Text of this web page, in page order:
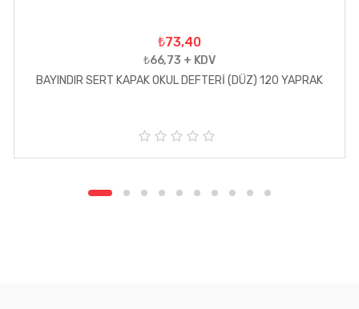
₺73,40
₺66,73 + KDV
BAYINDIR SERT KAPAK OKUL DEFTERİ (DÜZ) 120 YAPRAK
5
e